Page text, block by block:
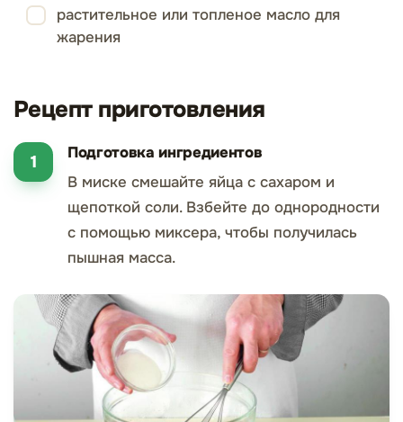
растительное или топленое масло для
жарения
Рецепт приготовления
Подготовка ингредиентов
В миске смешайте яйца с сахаром и
щепоткой соли. Взбейте до однородности
с помощью миксера, чтобы получилась
пышная масса.